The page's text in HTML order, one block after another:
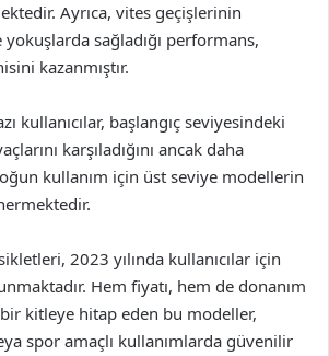
Ayrıca, vites geçişlerinin
yokuşlarda sağladığı performans,
kazanmıştır.
kullanıcılar, başlangıç seviyesindeki
karşıladığını ancak daha
kullanım için üst seviye modellerin
2023 yılında kullanıcılar için
Hem fiyatı, hem de donanım
kitleye hitap eden bu modeller,
spor amaçlı kullanımlarda güvenilir